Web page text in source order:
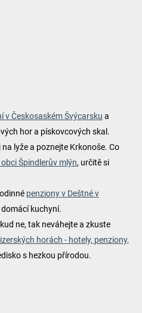
v Českosaském Švýcarsku a
hor a pískovcových skal.
lyže a poznejte Krkonoše. Co
Špindlerův mlýn, určitě si
penziony v Deštné v
kuchyní.
ne, tak neváhejte a zkuste
horách - hotely, penziony,
s hezkou přírodou.